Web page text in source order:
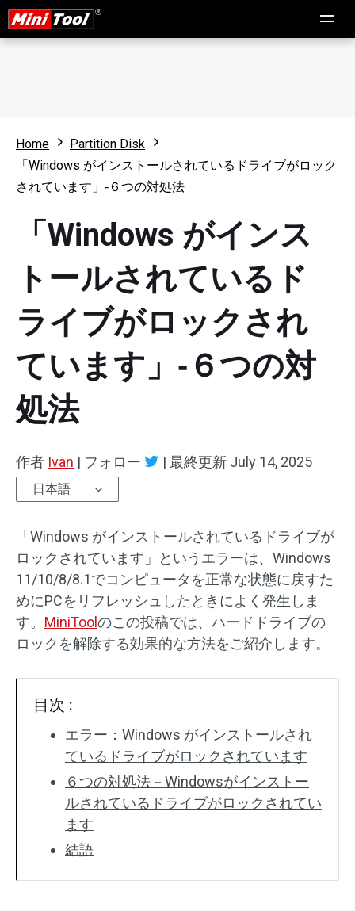
Home
Partition Disk
「Windows がインストールされているドライブがロック
されています」‐６つの対処法
「Windows がインス
トールされているド
ライブがロックされ
ています」‐６つの対
処法
作者 Ivan | フォロー | 最終更新 July 14, 2025
日本語
「Windows がインストールされているドライブが
ロックされています」というエラーは、Windows
11/10/8/8.1でコンピュータを正常な状態に戻すた
めにPCをリフレッシュしたときによく発生しま
す。 MiniToolのこの投稿では、ハードドライブの
ロックを解除する効果的な方法をご紹介します。
目次 :
エラー：Windows がインストールされ
ているドライブがロックされています
６つの対処法－Windowsがインストー
ルされているドライブがロックされてい
ます
結語